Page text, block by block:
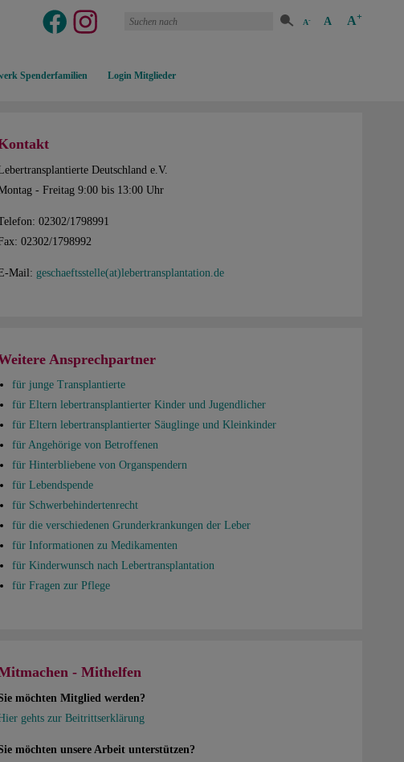
Spenderfamilien Login Mitglieder
A- A A+
Deutschland e.V.
- Freitag 9:00 bis 13:00 Uhr
02302/1798991
02302/1798992
Mail: geschaeftsstelle(at)lebertransplantation.de
Ansprechpartner
für junge Transplantierte
für Eltern lebertransplantierter Kinder und Jugendlicher
für Eltern lebertransplantierter Säuglinge und Kleinkinder
für Angehörige von Betroffenen
für Hinterbliebene von Organspendern
für Lebendspende
für Schwerbehindertenrecht
für die verschiedenen Grunderkrankungen der Leber
für Informationen zu Medikamenten
für Kinderwunsch nach Lebertransplantation
für Fragen zur Pflege
- Mithelfen
möchten Mitglied werden?
gehts zur Beitrittserklärung
möchten unsere Arbeit unterstützen?